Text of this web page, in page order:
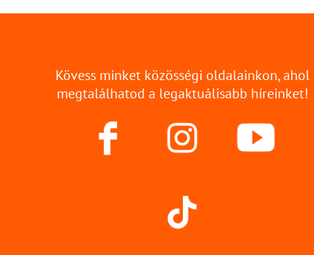
Kövess minket közösségi oldalainkon, ahol
megtalálhatod a legaktuálisabb híreinket!